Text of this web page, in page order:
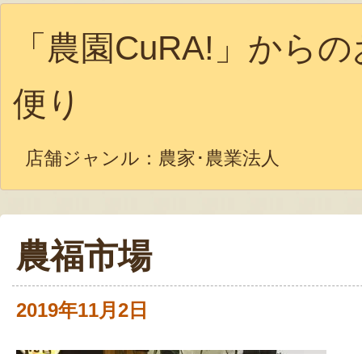
「農園CuRA!」から
便り
店舗ジャンル： 農家･農業法人
農福市場
2019年11月2日